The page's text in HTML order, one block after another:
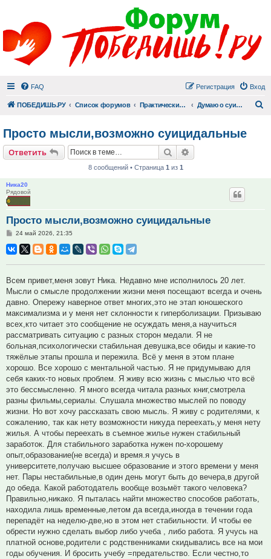
FAQ Вход
Регистрация
ПОБЕДИШЬ.РУ Список форумов Практический раздел Думаю о суициде, но умирать не хочу
Просто мысли,возможно суицидальные
Ответить Поиск
8 сообщений • Страница 1 из 1
Ника20
Рядовой
Просто мысли,возможно суицидальные
Сообщение
24 май 2026, 21:35
Всем привет,меня зовут Ника. Недавно мне исполнилось 20 лет.
Мысли о смысле продолжении жизни меня посещают всегда и очень
давно. Опережу наверное ответ многих,это не этап юношеского
максимализма и у меня нет склонности к гиперболизации. Призываю
всех,кто читает это сообщение не осуждать меня,а научиться
рассматривать ситуацию с разных сторон медали. Я не
больная,психологически стабильная девушка,все обиды и какие-то
тяжёлые этапы прошла и пережила. Всё у меня в этом плане
хорошо. Все хорошо с ментальной частью. Я не придумываю для
себя каких-то новых проблем. Я живу всю жизнь с мыслью что всё
это бессмысленно. Я много всегда читала разных книг,смотрела
разны фильмы,сериалы. Слушала множество мыслей по поводу
жизни. Но вот хочу рассказать свою мысль. Я живу с родителями, к
сожалению, так как нету возможности никуда переехать,у меня нету
жилья. А чтобы переехать в съемное жилье нужен стабильный
заработок. Для стабильного заработка нужен по-хорошему
опыт,образование(не всегда) и время.я учусь в
университете,получаю высшее образование и этого времени у меня
нет. Пары нестабильные,в один день могут быть до вечера,в другой
до обеда. Какой работодатель вообще возьмёт такого человека?
Правильно,никако. Я пыталась найти множество способов работать,
находила лишь временные,летом да всегда,иногда в течении года
перепадёт на неделю-две,но в этом нет стабильности. И чтобы ее
обрести нужно сделать выбор либо учеба , либо работа. Я учусь на
платной основе,родители с родственниками скидывались все на мои
годы обучения. И бросить учебу =предательство. Если честно,то